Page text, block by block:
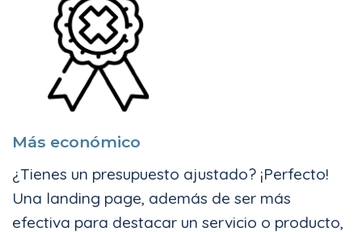
Más económico
¿Tienes un presupuesto ajustado? ¡Perfecto!
Una landing page, además de ser más
efectiva para destacar un servicio o producto,